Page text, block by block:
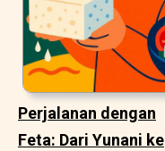
Perjalanan dengan
Feta: Dari Yunani ke